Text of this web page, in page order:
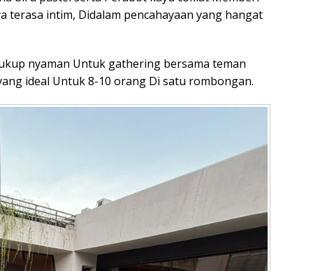
terasa intim, Didalam pencahayaan yang hangat
nyaman Untuk gathering bersama teman
ideal Untuk 8-10 orang Di satu rombongan.